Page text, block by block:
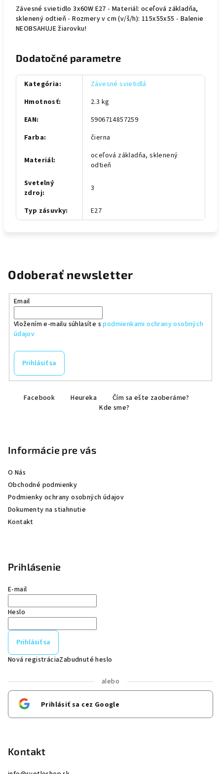
Závesné svietidlo 3x60W E27 - Materiál: oceľová základňa,
sklenený odtieň - Rozmery v cm (v/š/h): 115x55x55 - Balenie
NEOBSAHUJE žiarovku!
Dodatočné parametre
Kategória:
Závesné svietidlá
Hmotnosť:
2.3 kg
EAN:
5906714857259
Farba: čierna
Materiál:
oceľová základňa, sklenený
odtieň
Svetelný
zdroj: 3
Typ zásuvky: E27
Odoberať newsletter
Email
Vložením e-mailu súhlasíte spodmienkami ochrany osobných
údajov
Prihlásiť sa
Facebook Heureka
Čím sa ešte zaoberáme?
Kde sme?
Informácie pre vás
O Nás
Obchodné podmienky
Podmienky ochrany osobných údajov
Dokumenty na stiahnutie
Kontakt
Prihlásenie
E-mail
Heslo
Prihlásiť sa
Nová registráciaZabudnuté heslo
alebo
Prihlásiť sa cez Google
Kontakt